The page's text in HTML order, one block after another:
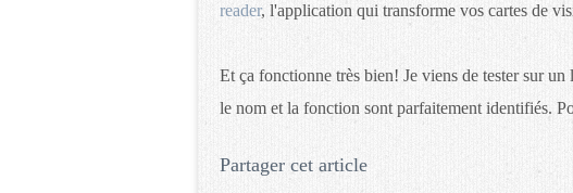
reader, l'application qui transforme vos cartes de
Et ça fonctionne très bien! Je viens de tester sur
le nom et la fonction sont parfaitement identifiés.
Partager cet article